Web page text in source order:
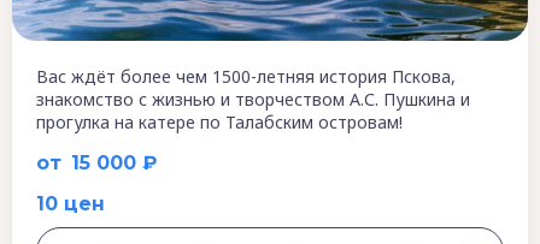
от 15 000 ₽
Вас ждёт более чем 1500-летняя история Пскова,
знакомство с жизнью и творчеством А.С. Пушкина и
прогулка на катере по Талабским островам!
10 цен